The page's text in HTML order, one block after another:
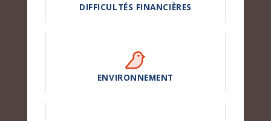
DIFFICULTÉS FINANCIÈRES
ENVIRONNEMENT